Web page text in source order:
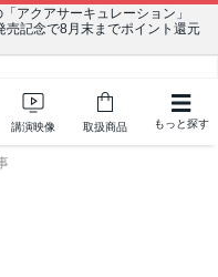
アクアサーキュレーション」
売記念で8月末までポイント還元
講演映像 取扱商品 もっと探す